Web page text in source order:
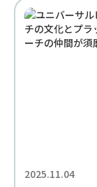
2025.11.04